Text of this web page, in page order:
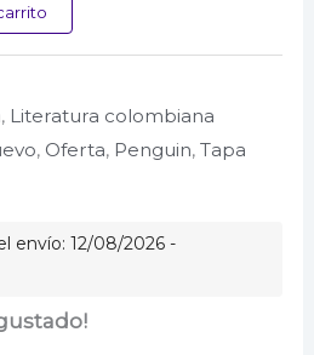
, Literatura colombiana
, Oferta, Penguin,Tapa
envío: 12/08/2026 -